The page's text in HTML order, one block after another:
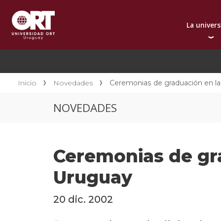
La
Presentación
Reconocimientos
Contacto
Inicio Novedades Ceremonias de graduación en
NOVEDADES
Ceremonias de
Uruguay
20 dic. 2002